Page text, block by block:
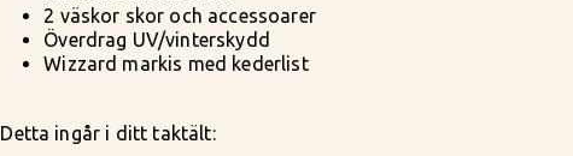
2 väskor skor och accessoarer
Överdrag UV/vinterskydd
Wizzard markis med kederlist
Detta ingår i ditt taktält: